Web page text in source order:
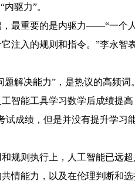
驱力”。
最重要的是内驱力——“一个
注入的规则和指令。”李永
题解决能力”，是热议的高频
智能工具学习数学后成绩提
试成绩，但是并没有提升学习
规则执行上，人工智能已远
情能力，以及在伦理判断和选